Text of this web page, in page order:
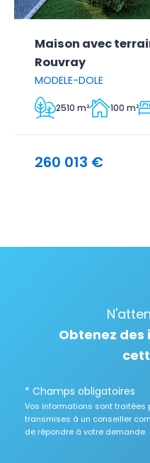
Maison avec
Rouvray
MODELE-DOLE
2510 m² 100 m²
260 013 €
Obtenez
* Champs obligatoires
Vos informations sont traitées
transmises à un conseiller
de répondre à votre demande.